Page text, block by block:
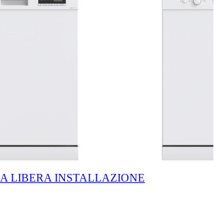
LIBERA INSTALLAZIONE